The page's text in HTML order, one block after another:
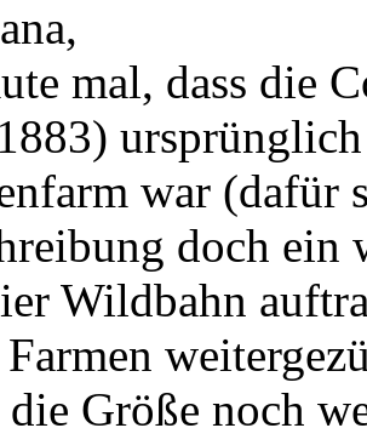
mal, dass die
war (dafür
doch ein
Wildbahn
die Größe noch